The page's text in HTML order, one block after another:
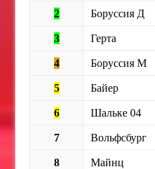
2 Боруссия Д
3 Герта
4 Боруссия М
5 Байер
6 Шальке 04
7 Вольфсбург
8 Майнц